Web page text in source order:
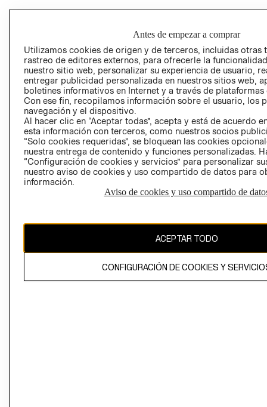
PRIVACIDAD
GIFT CARD
AVISO DE
Perú (S/)
CAMBIAR REGIÓN
El contenido de esta página web está protegido por copyright y es
Antes de empezar a comprar
Utilizamos cookies de origen y de terceros, incluidas otras
rastreo de editores externos, para ofrecerle la
nuestro sitio web, personalizar su experiencia de usuario,
entregar publicidad personalizada en nuestros sitios web,
boletines informativos en Internet y a través de plataformas
Con ese fin, recopilamos información sobre el usuario, los
navegación y el dispositivo.
Al hacer clic en “Aceptar todas”, acepta y está de acuerdo
esta información con terceros, como nuestros socios
“Solo cookies requeridas”, se bloquean las cookies
nuestra entrega de contenido y funciones personalizadas.
“Configuración de cookies y servicios” para personalizar
nuestro aviso de cookies y uso compartido de datos para
información.
Aviso de cookies y uso compartido de
ACEPTAR TODO
CONFIGURACIÓN DE COOKIES Y